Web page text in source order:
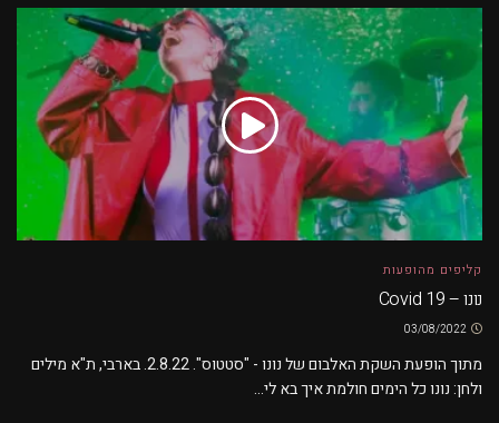
קליפים מהופעות
נונו – Covid 19
מתוך הופעת השקת האלבום של נונו - "סטטוס". 2.8.22. בארבי, ת"א מילים
ולחן: נונו כל הימים חולמת איך בא לי...